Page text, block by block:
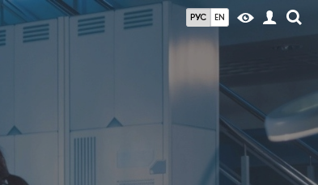
РУС EN